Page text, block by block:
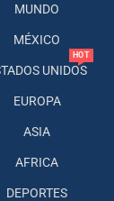
MUNDO
MÉXICO
UNIDOS
HOT
EUROPA
ASIA
AFRICA
DEPORTES